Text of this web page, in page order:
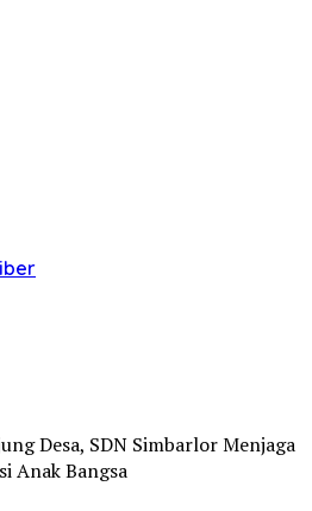
Desa, SDN Simbarlor Menjaga
Anak Bangsa